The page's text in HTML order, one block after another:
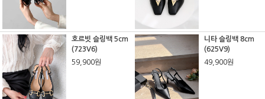
호르빗 슬링백 5cm
(723V6)
59,900원
니타 슬링백 8cm
(625V9)
49,900원